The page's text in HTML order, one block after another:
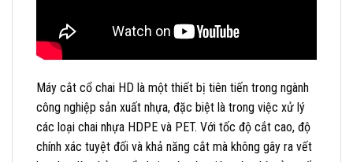
Máy cắt cổ chai HD là một thiết bị tiên tiến trong ngành
công nghiệp sản xuất nhựa, đặc biệt là trong việc xử lý
các loại chai nhựa HDPE và PET. Với tốc độ cắt cao, độ
chính xác tuyệt đối và khả năng cắt mà không gây ra vết